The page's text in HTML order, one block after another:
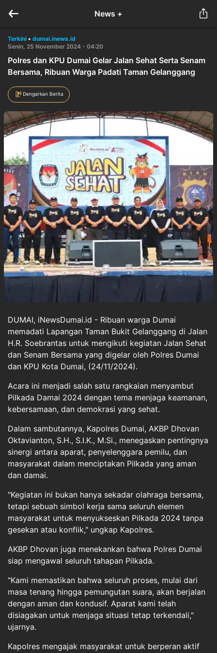
News +
Terkini • dumai.inews.id
Senin, 25 November 2024 - 04:20
Polres dan KPU Dumai Gelar Jalan Sehat Serta Senam
Bersama, Ribuan Warga Padati Taman Gelanggang
Dengarkan Berita
DUMAI, iNewsDumai.id - Ribuan warga Dumai
memadati Lapangan Taman Bukit Gelanggang di Jalan
H.R. Soebrantas untuk mengikuti kegiatan Jalan Sehat
dan Senam Bersama yang digelar oleh Polres Dumai
dan KPU Kota Dumai, (24/11/2024).
Acara ini menjadi salah satu rangkaian menyambut
Pilkada Damai 2024 dengan tema menjaga keamanan,
kebersamaan, dan demokrasi yang sehat.
Dalam sambutannya, Kapolres Dumai, AKBP Dhovan
Oktavianton, S.H., S.I.K., M.Si., menegaskan pentingnya
sinergi antara aparat, penyelenggara pemilu, dan
masyarakat dalam menciptakan Pilkada yang aman
dan damai.
"Kegiatan ini bukan hanya sekadar olahraga bersama,
tetapi sebuah simbol kerja sama seluruh elemen
masyarakat untuk menyukseskan Pilkada 2024 tanpa
gesekan atau konflik," ungkap Kapolres.
AKBP Dhovan juga menekankan bahwa Polres Dumai
siap mengawal seluruh tahapan Pilkada.
"Kami memastikan bahwa seluruh proses, mulai dari
masa tenang hingga pemungutan suara, akan berjalan
dengan aman dan kondusif. Aparat kami telah
disiagakan untuk menjaga situasi tetap terkendali,"
ujarnya.
Kapolres mengajak masyarakat untuk berperan aktif